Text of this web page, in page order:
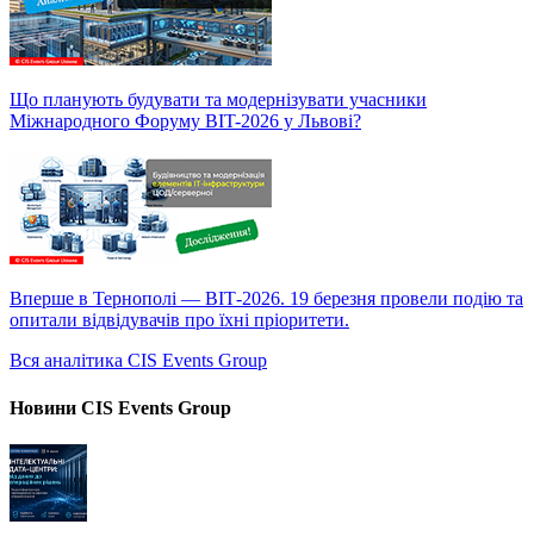
Що планують будувати та модернізувати учасники
Міжнародного Форуму BIT-2026 у Львові?
Вперше в Тернополі — ВІТ-2026. 19 березня провели подію та
опитали відвідувачів про їхні пріоритети.
Вся аналітика CIS Events Group
Новини CIS Events Group